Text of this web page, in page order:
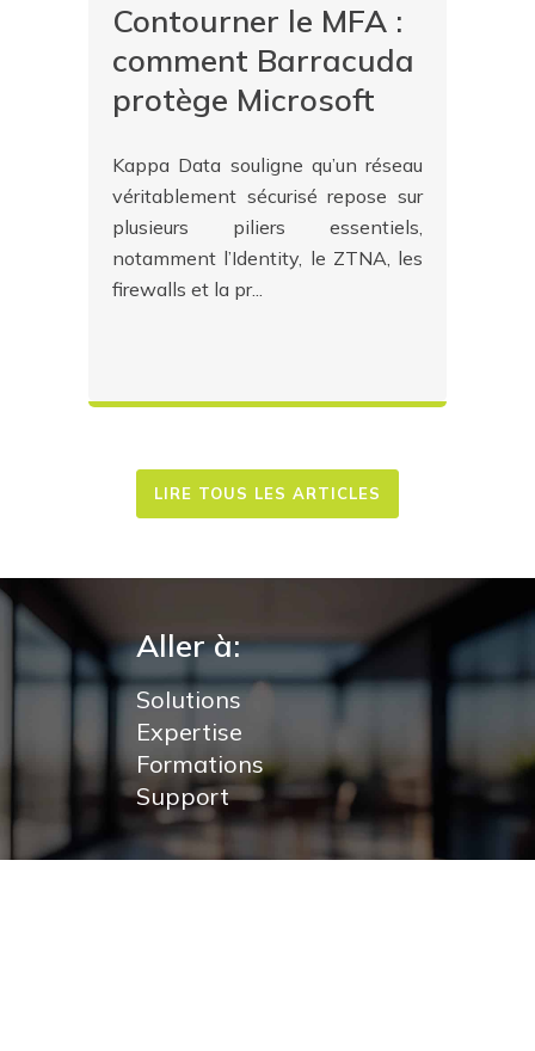
Contourner le MFA :
comment Barracuda
protège Microsoft
Kappa Data souligne qu’un réseau
véritablement sécurisé repose sur
plusieurs piliers essentiels,
notamment l’Identity, le ZTNA, les
firewalls et la pr...
LIRE TOUS LES ARTICLES
Aller à:
Solutions
Expertise
Formations
Support